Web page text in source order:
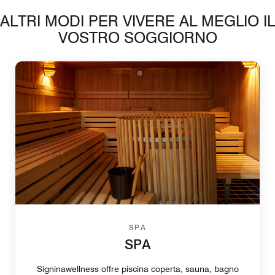
ALTRI MODI PER VIVERE AL MEGLIO IL
VOSTRO SOGGIORNO
SPA
SPA
Signinawellness offre piscina coperta, sauna, bagno